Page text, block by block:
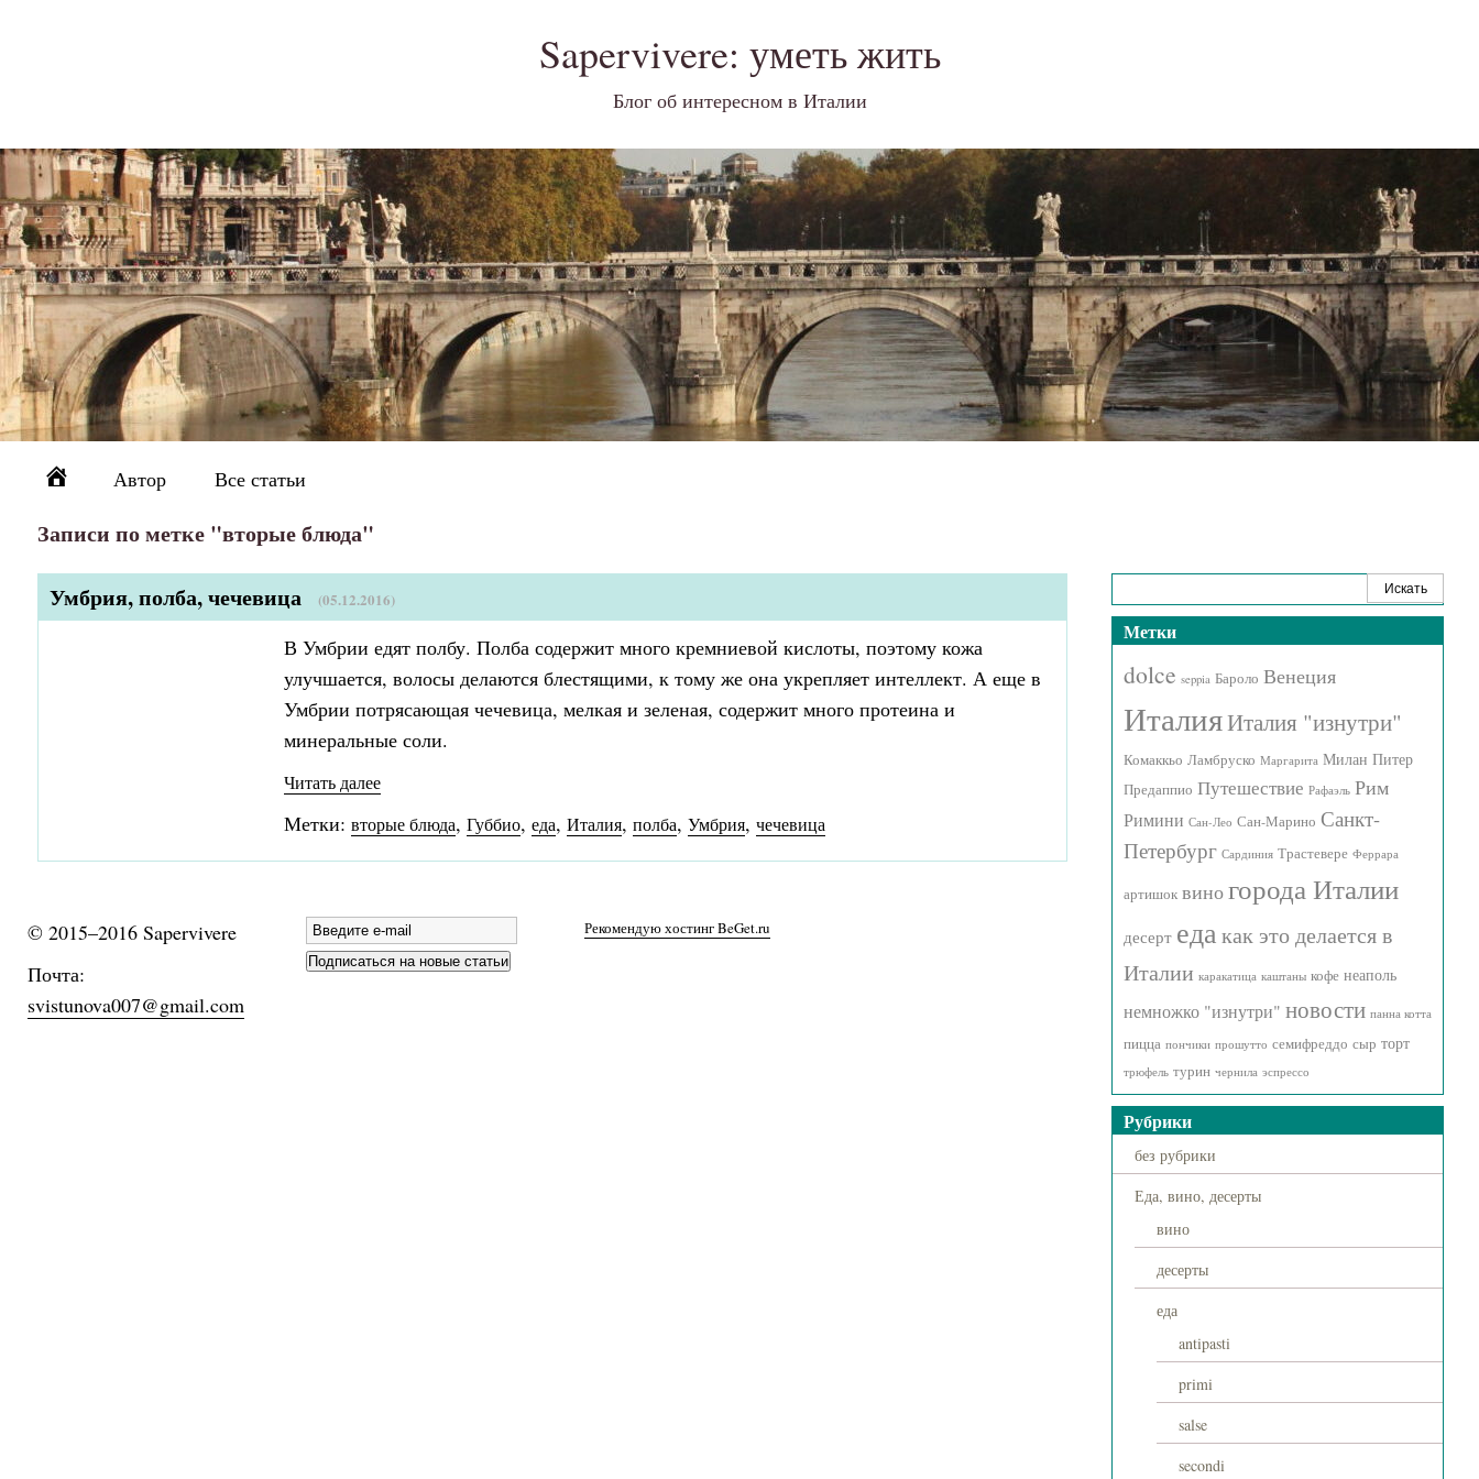
Sapervivere: уметь жить
Блог об интересном в Италии
Автор Все статьи
Записи по метке "вторые блюда"
Умбрия, полба, чечевица
(05.12.2016)
В Умбрии едят полбу. Полба содержит много кремниевой кислоты, поэтому кожа
улучшается, волосы делаются блестящими, к тому же она укрепляет интеллект. А еще в
Умбрии потрясающая чечевица, мелкая и зеленая, содержит много протеина и
минеральные соли.
Читать далее
Метки: вторые блюда, Губбио, еда, Италия, полба, Умбрия, чечевица
Метки
dolce seppia Бароло Венеция
ИталияИталия "изнутри"
Комаккьо Ламбруско Маргарита Милан Питер
Предаппио Путешествие Рафаэль Рим
Римини Сан-Лео Сан-Марино Санкт-
Петербург Сардиния Трастевере Феррара
артишок виногорода Италии
десерт едакак это делается в
Италии каракатица каштаны кофе неаполь
немножко "изнутри" новости панна котта
пицца пончики прошутто семифреддо сыр торт
трюфель турин чернила эспрессо
Рубрики
без рубрики
Еда, вино, десерты
вино
десерты
еда
antipasti
primi
salse
secondi
© 2015–2016 Sapervivere
Почта:
svistunova007@gmail.com
Рекомендую хостинг BeGet.ru